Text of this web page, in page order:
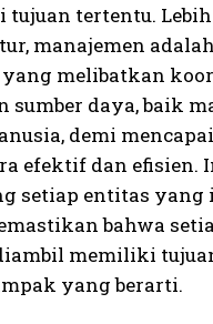
tujuan tertentu.
manajemen
melibatkan
sumber daya, baik
demi
efektif dan efisien.
setiap entitas yang
bahwa
memiliki
yang berarti.